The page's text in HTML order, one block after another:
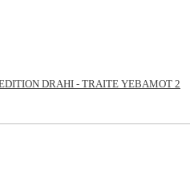
DRAHI - TRAITE YEBAMOT 2